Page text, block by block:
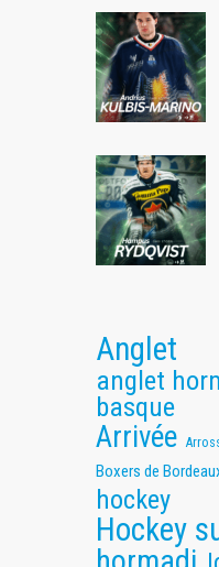
Anglet
anglet
basque
Arrivée
Boxers de
hockey
Hockey